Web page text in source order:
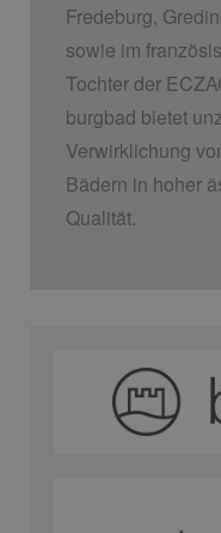
Fredeburg,
sowie im
Tochter der
burgbad bietet
Verwirklichung
Bädern in hoher
Qualität.